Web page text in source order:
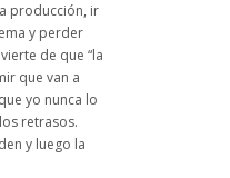
producción, ir
y perder
de que “la
que van a
yo nunca lo
retrasos.
y luego la